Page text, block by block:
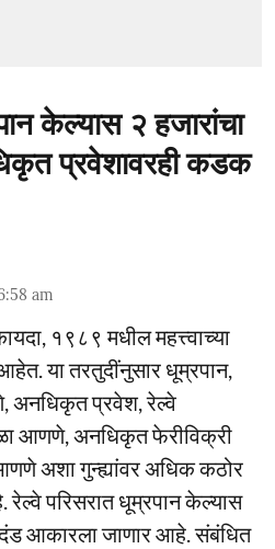
केल्यास २ हजारांचा
प्रवेशावरही कडक
am
१९८९ मधील महत्त्वाच्या
या तरतुदींनुसार धूम्रपान,
अनधिकृत प्रवेश, रेल्वे
आणणे, अनधिकृत फेरीविक्री
अशा गुन्ह्यांवर अधिक कठोर
परिसरात धूम्रपान केल्यास
आकारला जाणार आहे. संबंधित